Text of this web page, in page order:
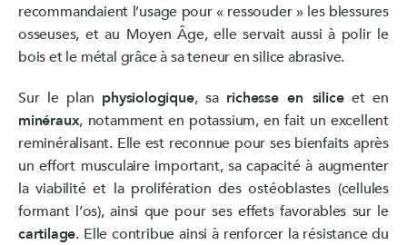
recommandaient l’usage pour « ressouder » les blessures
osseuses, et au Moyen Âge, elle servait aussi à polir le
bois et le métal grâce à sa teneur en silice abrasive.
Sur le plan physiologique, sa richesse en siliceet en
minéraux, notamment en potassium, en fait un excellent
reminéralisant. Elle est reconnue pour ses bienfaits après
un effort musculaire important, sa capacité à augmenter
la viabilité et la prolifération des ostéoblastes (cellules
formant l’os), ainsi que pour ses effets favorables sur le
cartilage. Elle contribue ainsi à renforcer la résistance du